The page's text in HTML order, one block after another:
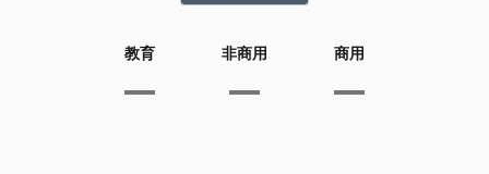
教育 非商用 商用